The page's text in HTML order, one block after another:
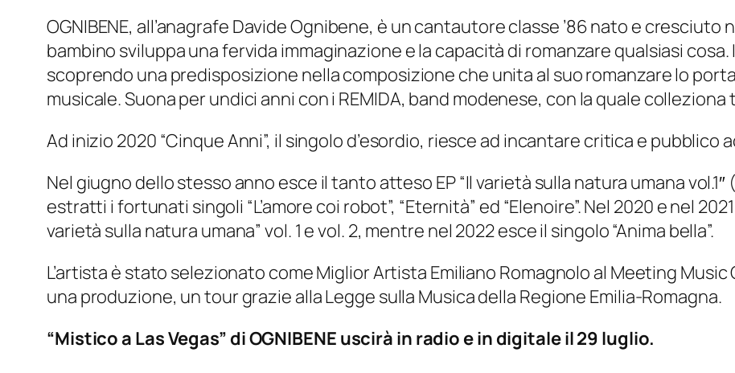
OGNIBENE, all’anagrafe Davide Ognibene, è un cantautore classe ’86 nato e cresciuto
bambino sviluppa una fervida immaginazione e la capacità di romanzare qualsiasi
scoprendo una predisposizione nella composizione che unita al suo romanzare lo
musicale. Suona per undici anni con i REMIDA, band modenese, con la quale
Ad inizio 2020 “Cinque Anni”, il singolo d’esordio, riesce ad incantare critica e
Nel giugno dello stesso anno esce il tanto atteso EP “Il varietà sulla natura umana
estratti i fortunati singoli “L’amore coi robot”, “Eternità” ed “Elenoire”. Nel 2020 e nel
varietà sulla natura umana” vol. 1 e vol. 2, mentre nel 2022 esce il singolo “Anima bella”.
L’artista è stato selezionato come Miglior Artista Emiliano Romagnolo al Meeting Music
una produzione, un tour grazie alla Legge sulla Musica della Regione Emilia-Romagna.
“Mistico a Las Vegas” diOGNIBENE uscirà in radio e in digitale il 29 luglio.